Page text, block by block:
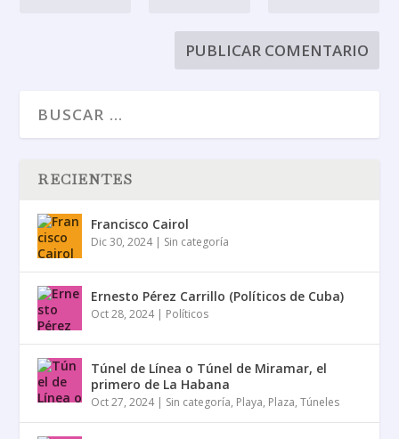
RECIENTES
Francisco Cairol
Dic 30, 2024| Sin categoría
Ernesto Pérez Carrillo (Políticos de Cuba)
Oct 28, 2024| Políticos
Túnel de Línea o Túnel de Miramar, el
primero de La Habana
Oct 27, 2024| Sin categoría, Playa, Plaza,Túneles